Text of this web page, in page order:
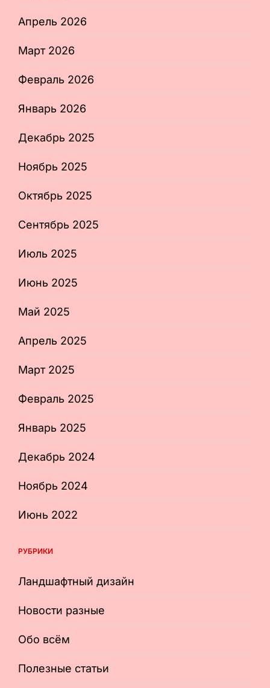
Апрель 2026
Март 2026
Февраль 2026
Январь 2026
Декабрь 2025
Ноябрь 2025
Октябрь 2025
Сентябрь 2025
Июль 2025
Июнь 2025
Май 2025
Апрель 2025
Март 2025
Февраль 2025
Январь 2025
Декабрь 2024
Ноябрь 2024
Июнь 2022
РУБРИКИ
Ландшафтный дизайн
Новости разные
Обо всём
Полезные статьи